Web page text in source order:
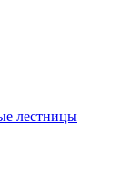
лестницы